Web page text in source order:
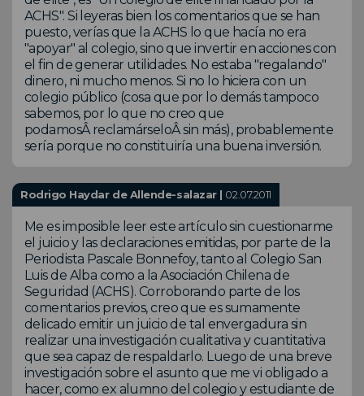
ACHS". Si leyeras bien los comentarios que se han
puesto, verías que la ACHS lo que hacía no era
"apoyar" al colegio, sino que invertir en acciones con
el fin de generar utilidades. No estaba "regalando"
dinero, ni mucho menos. Si no lo hiciera con un
colegio público (cosa que por lo demás tampoco
sabemos, por lo que no creo que
podamosÂ reclamárseloÂ sin más), probablemente
sería porque no constituiría una buena inversión.
Rodrigo Haydar de Allende-salazar | 02.07.2011
Me es imposible leer este artículo sin cuestionarme
el juicio y las declaraciones emitidas, por parte de la
Periodista Pascale Bonnefoy, tanto al Colegio San
Luis de Alba como a la Asociación Chilena de
Seguridad (ACHS). Corroborando parte de los
comentarios previos, creo que es sumamente
delicado emitir un juicio de tal envergadura sin
realizar una investigación cualitativa y cuantitativa
que sea capaz de respaldarlo. Luego de una breve
investigación sobre el asunto que me vi obligado a
hacer, como ex alumno del colegio y estudiante de